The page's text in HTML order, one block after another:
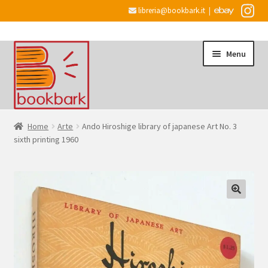
libreria@bookbark.it |
Vai
alla
navigazione
Vai
al
contenuto
Menu
Home
menu
child
Desiderata
Checkout
Account
Espandi
il
Home Arte
Ando Hiroshige library of japanese Art No. 3
sixth printing 1960